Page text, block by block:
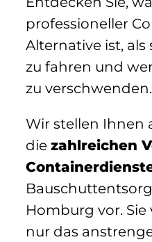
professioneller
Alternative ist,
zu fahren und
zu verschwenden.
Wir stellen Ihnen
die zahlreichen
Homburg vor.
nur das